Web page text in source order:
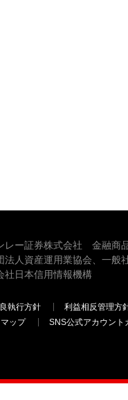
レー証券株式会社 金融
人資産運用業協会、一
社日本信用情報機構
執行方針 利益相反管理方
ップ SNS公式アカウント